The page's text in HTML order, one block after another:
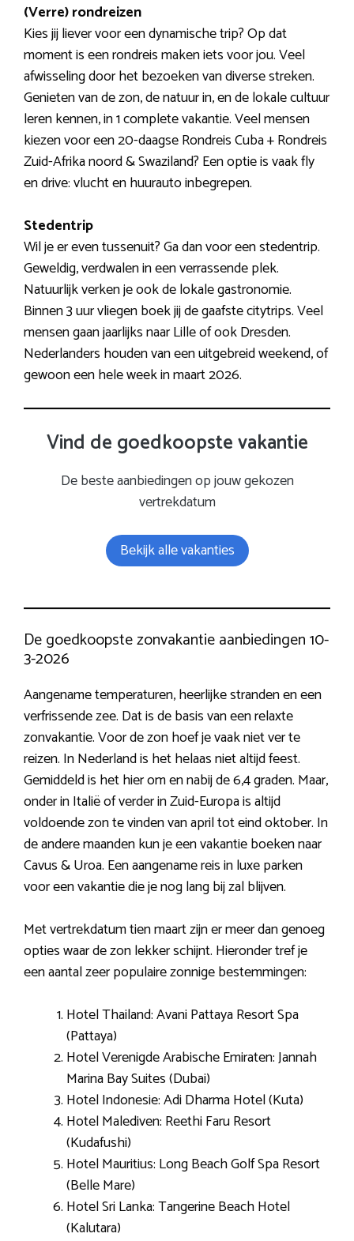
(Verre) rondreizen
Kies jij liever voor een dynamische trip? Op dat
moment is een rondreis maken iets voor jou. Veel
afwisseling door het bezoeken van diverse streken.
Genieten van de zon, de natuur in, en de lokale cultuur
leren kennen, in 1 complete vakantie. Veel mensen
kiezen voor een 20-daagse Rondreis Cuba + Rondreis
Zuid-Afrika noord & Swaziland? Een optie is vaak fly
en drive: vlucht en huurauto inbegrepen.
Stedentrip
Wil je er even tussenuit? Ga dan voor een stedentrip.
Geweldig, verdwalen in een verrassende plek.
Natuurlijk verken je ook de lokale gastronomie.
Binnen 3 uur vliegen boek jij de gaafste citytrips. Veel
mensen gaan jaarlijks naar Lille of ook Dresden.
Nederlanders houden van een uitgebreid weekend, of
gewoon een hele week in maart 2026.
Vind de goedkoopste vakantie
De beste aanbiedingen op jouw gekozen
vertrekdatum
Bekijk alle vakanties
De goedkoopste zonvakantie aanbiedingen 10-
3-2026
Aangename temperaturen, heerlijke stranden en een
verfrissende zee. Dat is de basis van een relaxte
zonvakantie. Voor de zon hoef je vaak niet ver te
reizen. In Nederland is het helaas niet altijd feest.
Gemiddeld is het hier om en nabij de 6,4 graden. Maar,
onder in Italië of verder in Zuid-Europa is altijd
voldoende zon te vinden van april tot eind oktober. In
de andere maanden kun je een vakantie boeken naar
Cavus & Uroa. Een aangename reis in luxe parken
voor een vakantie die je nog lang bij zal blijven.
Met vertrekdatum tien maart zijn er meer dan genoeg
opties waar de zon lekker schijnt. Hieronder tref je
een aantal zeer populaire zonnige bestemmingen:
Hotel Thailand: Avani Pattaya Resort Spa
(Pattaya)
Hotel Verenigde Arabische Emiraten: Jannah
Marina Bay Suites (Dubai)
Hotel Indonesie: Adi Dharma Hotel (Kuta)
Hotel Malediven: Reethi Faru Resort
(Kudafushi)
Hotel Mauritius: Long Beach Golf Spa Resort
(Belle Mare)
Hotel Sri Lanka: Tangerine Beach Hotel
(Kalutara)